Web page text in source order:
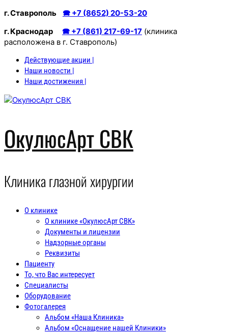
Перейти
содержимому
г. Ставрополь 🕿 +7 (8652) 20-53-20
г. Краснодар 🕿 +7 (861) 217-69-17 (клиника
расположена в г. Ставрополь)
Действующие акции |
Наши новости |
Наши достижения |
ОкулюсАрт СВК
Клиника глазной хирургии
О клинике
О клинике «ОкулюсАрт СВК»
Документы и лицензии
Надзорные органы
Реквизиты
Пациенту
То, что Вас интересует
Специалисты
Оборудование
Фотогалерея
Альбом «Наша Клиника»
Альбом «Оснащение нашей Клиники»